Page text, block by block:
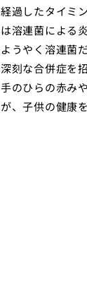
過したタイミ
溶連菌による
うやく溶連菌
刻な合併症を
のひらの赤み
、子供の健康